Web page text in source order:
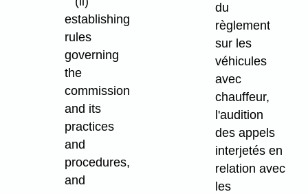
establishing
rules
governing
the
commission
and its
practices
and
procedures,
and
du
règlement
sur les
véhicules
avec
chauffeur,
l'audition
des appels
interjetés en
relation avec
les